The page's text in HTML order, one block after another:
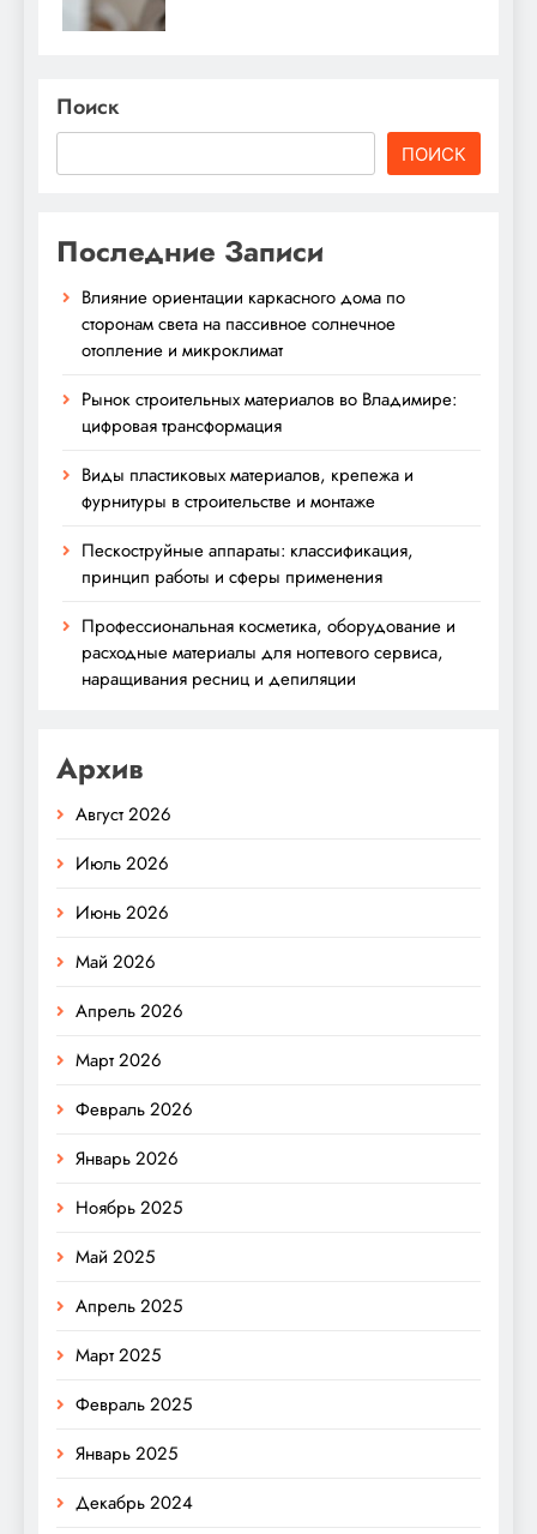
Поиск
ПОИСК
Последние Записи
Влияние ориентации каркасного дома по
сторонам света на пассивное солнечное
отопление и микроклимат
Рынок строительных материалов во Владимире:
цифровая трансформация
Виды пластиковых материалов, крепежа и
фурнитуры в строительстве и монтаже
Пескоструйные аппараты: классификация,
принцип работы и сферы применения
Профессиональная косметика, оборудование и
расходные материалы для ногтевого сервиса,
наращивания ресниц и депиляции
Архив
Август 2026
Июль 2026
Июнь 2026
Май 2026
Апрель 2026
Март 2026
Февраль 2026
Январь 2026
Ноябрь 2025
Май 2025
Апрель 2025
Март 2025
Февраль 2025
Январь 2025
Декабрь 2024